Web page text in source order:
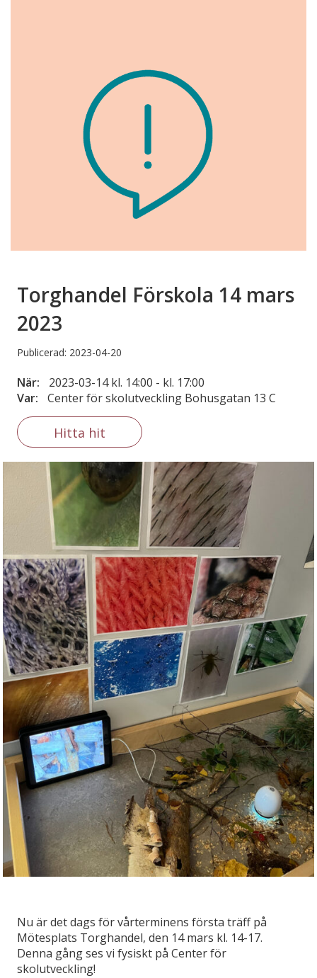
Torghandel Förskola 14 mars
2023
Publicerad: 2023-04-20
När:
2023-03-14 kl. 14:00 - kl. 17:00
Var:
Center för skolutveckling Bohusgatan 13 C
Hitta hit
Nu är det dags för vårterminens första träff på
Mötesplats Torghandel, den 14 mars kl. 14-17.
Denna gång ses vi fysiskt på Center för
skolutveckling!